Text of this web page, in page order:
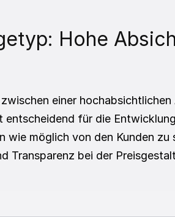
Hohe
einer hochabsichtlichen
entscheidend für die
möglich von den Kunden zu
Transparenz bei der